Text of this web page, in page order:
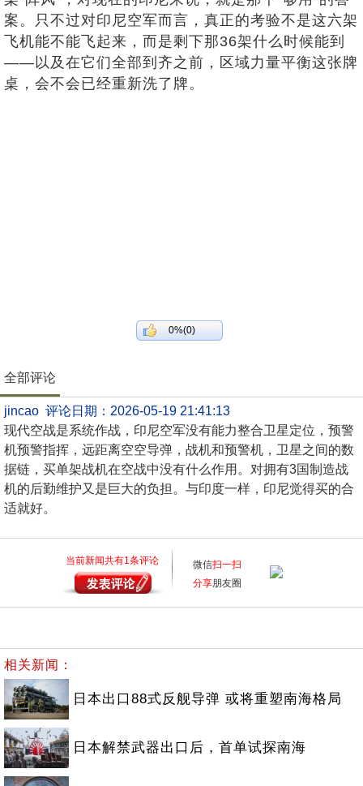
案。只不过对印尼空军而言，真正的考验不是这六架
飞机能不能飞起来，而是剩下那36架什么时候能到
——以及在它们全部到齐之前，区域力量平衡这张牌
桌，会不会已经重新洗了牌。
0%(0)
全部评论
jincao 评论日期：2026-05-19 21:41:13
现代空战是系统作战，印尼空军没有能力整合卫星定位，预警
机预警指挥，远距离空空导弹，战机和预警机，卫星之间的数
据链，买单架战机在空战中没有什么作用。对拥有3国制造战
机的后勤维护又是巨大的负担。与印度一样，印尼觉得买的合
适就好。
当前新闻共有1条评论 微信扫一扫
分享朋友圈
相关新闻：
日本出口88式反舰导弹 或将重塑南海格局
日本解禁武器出口后，首单试探南海